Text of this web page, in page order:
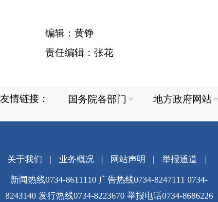
编辑：黄铮
责任编辑：张花
友情链接：
关于我们 | 业务概况| 网站声明 | 举报通道 |
新闻热线0734-8611110 广告热线0734-8247111 0734-
8243140 发行热线0734-8223670 举报电话0734-8686226